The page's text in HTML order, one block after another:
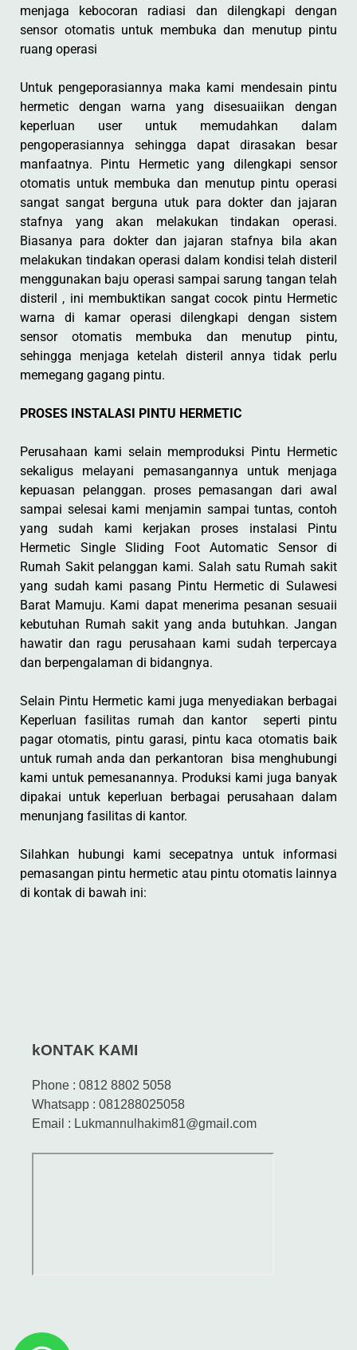
menjaga kebocoran radiasi dan dilengkapi dengan
sensor otomatis untuk membuka dan menutup pintu
ruang operasi
Untuk pengeporasiannya maka kami mendesain pintu
hermetic dengan warna yang disesuaiikan dengan
keperluan user untuk memudahkan dalam
pengoperasiannya sehingga dapat dirasakan besar
manfaatnya. Pintu Hermetic yang dilengkapi sensor
otomatis untuk membuka dan menutup pintu operasi
sangat sangat berguna utuk para dokter dan jajaran
stafnya yang akan melakukan tindakan operasi.
Biasanya para dokter dan jajaran stafnya bila akan
melakukan tindakan operasi dalam kondisi telah disteril
menggunakan baju operasi sampai sarung tangan telah
disteril , ini membuktikan sangat cocok pintu Hermetic
warna di kamar operasi dilengkapi dengan sistem
sensor otomatis membuka dan menutup pintu,
sehingga menjaga ketelah disteril annya tidak perlu
memegang gagang pintu.
PROSES INSTALASI PINTU HERMETIC
Perusahaan kami selain memproduksi Pintu Hermetic
sekaligus melayani pemasangannya untuk menjaga
kepuasan pelanggan. proses pemasangan dari awal
sampai selesai kami menjamin sampai tuntas, contoh
yang sudah kami kerjakan proses instalasi Pintu
Hermetic Single Sliding Foot Automatic Sensor di
Rumah Sakit pelanggan kami. Salah satu Rumah sakit
yang sudah kami pasang Pintu Hermetic di Sulawesi
Barat Mamuju. Kami dapat menerima pesanan sesuaii
kebutuhan Rumah sakit yang anda butuhkan. Jangan
hawatir dan ragu perusahaan kami sudah terpercaya
dan berpengalaman di bidangnya.
Selain Pintu Hermetic kami juga menyediakan berbagai
Keperluan fasilitas rumah dan kantor seperti pintu
pagar otomatis, pintu garasi, pintu kaca otomatis baik
untuk rumah anda dan perkantoran bisa menghubungi
kami untuk pemesanannya. Produksi kami juga banyak
dipakai untuk keperluan berbagai perusahaan dalam
menunjang fasilitas di kantor.
Silahkan hubungi kami secepatnya untuk informasi
pemasangan pintu hermetic atau pintu otomatis lainnya
di kontak di bawah ini:
kONTAK KAMI
Phone : 0812 8802 5058
Whatsapp : 081288025058
Email : Lukmannulhakim81@gmail.com